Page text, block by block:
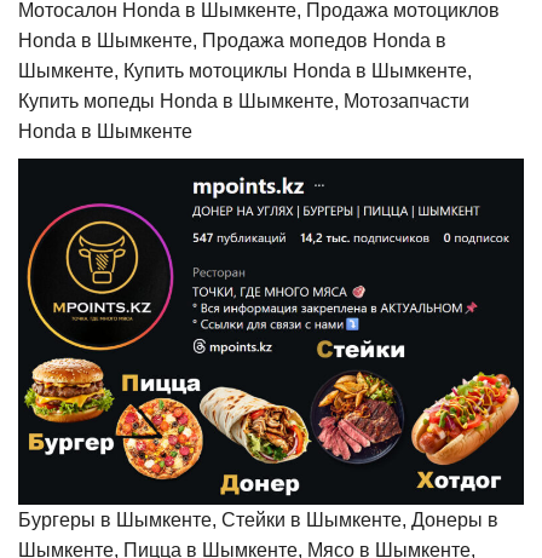
Мотосалон Honda в Шымкенте, Продажа мотоциклов
Honda в Шымкенте, Продажа мопедов Honda в
Шымкенте, Купить мотоциклы Honda в Шымкенте,
Купить мопеды Honda в Шымкенте, Мотозапчасти
Honda в Шымкенте
Бургеры в Шымкенте, Стейки в Шымкенте, Донеры в
Шымкенте, Пицца в Шымкенте, Мясо в Шымкенте,